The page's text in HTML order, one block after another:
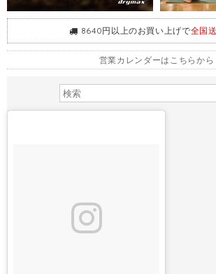
8640円以上のお買い上げで全国
営業カレンダーはこちらから